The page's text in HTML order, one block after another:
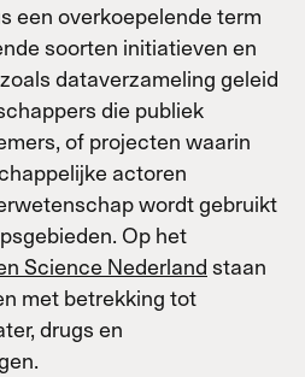
een overkoepelende term
soorten initiatieven en
dataverzameling geleid
die publiek
of projecten waarin
actoren
wordt gebruikt
Op het
Science Nederland staan
met betrekking tot
drugs en